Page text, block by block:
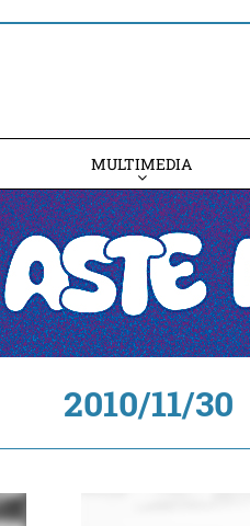
MULTIMEDIA
2010/11/30